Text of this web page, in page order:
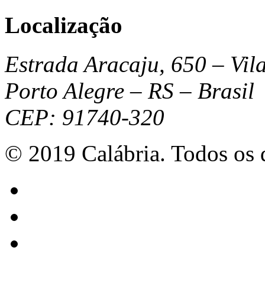
Localização
Estrada Aracaju, 650 –
Porto Alegre – RS – Brasil
CEP: 91740-320
© 2019 Calábria. Todos os